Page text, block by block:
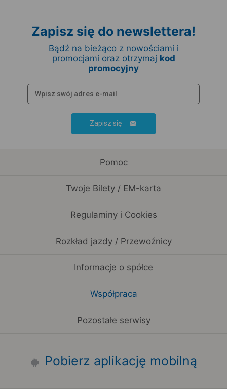
Zapisz się do newslettera!
Bądź na bieżąco z nowościami i
promocjami oraz otrzymaj kod
promocyjny
Zapisz się
Pomoc
Twoje Bilety / EM-karta
Regulaminy i Cookies
Rozkład jazdy / Przewoźnicy
Informacje o spółce
Współpraca
Pozostałe serwisy
Pobierz aplikację mobilną